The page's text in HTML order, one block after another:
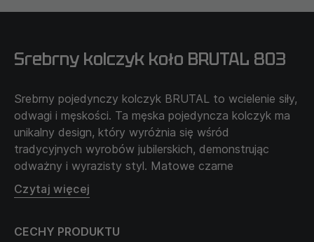
Srebrny kolczyk koło BRUTAL 803
Srebrny pojedynczy kolczyk BRUTAL to wcielenie siły,
odwagi i męskości. Ta męska pojedyncza kolczyk ma
unikalny design, który wyróżnia się wśród
tradycyjnych wyrobów jubilerskich, demonstrując
odważny i wyrazisty styl. Matowe czarne
wykończenie dodaje akcesorium charakteru, czyniąc
go idealnym wyborem dla mężczyzn, którzy pragną
"BRUTAL" to o niezłomnym duchu swojego właściciela,
Czytaj więcej
CECHY PRODUKTU